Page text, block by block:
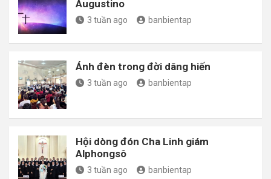
Augustino
3 tuần ago banbientap
Ánh đèn trong đời dâng hiến
3 tuần ago banbientap
Hội dòng đón Cha Linh giám
Alphongsô
3 tuần ago banbientap